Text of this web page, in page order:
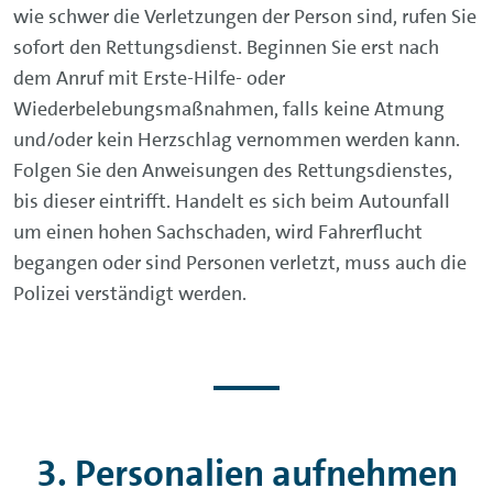
wie schwer die Verletzungen der Person sind, rufen Sie
sofort den Rettungsdienst. Beginnen Sie erst nach
dem Anruf mit Erste-Hilfe- oder
Wiederbelebungsmaßnahmen, falls keine Atmung
und/oder kein Herzschlag vernommen werden kann.
Folgen Sie den Anweisungen des Rettungsdienstes,
bis dieser eintrifft. Handelt es sich beim Autounfall
um einen hohen Sachschaden, wird Fahrerflucht
begangen oder sind Personen verletzt, muss auch die
Polizei verständigt werden.
3. Personalien aufnehmen